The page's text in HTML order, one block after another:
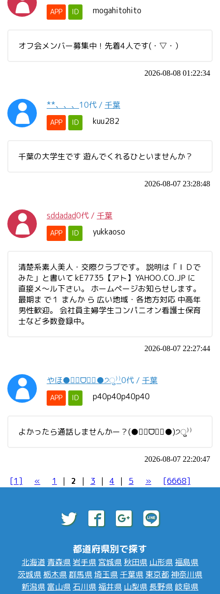
APP ID mogahitohito
オフ会メンバー募集中！先着4人です(・▽・）
2026-08-08 01:22:34
**、、、 10代 / 千葉
APP ID kuu282
千葉の大学生です 遊んでくれるひといませんか？
2026-08-07 23:28:48
sddadad0代 / 千葉
APP ID yukkaoso
清楚系素人美人・交際クラブです。 説明は「ＩＤで
みた」と書いて kE7735【アト】YAHOO.CO.JP に
直接メ～ル下さい。 ホームページお知らせします。
最期ま で１ まんか ら 広い地域・各地方対応 中高年
男性歓迎。 会社員主婦学生コンパニオン看護士保育
士など多数登録中。
2026-08-07 22:27:44
やほ●❛⃘ᗜ​❛⃘●੭ु⁾⁾0代 / 千葉
APP ID p40p40p40p40
よかったら通話しませんかー？(●❛⃘ᗜ​❛⃘●)੭ु⁾⁾
2026-08-07 22:20:47
[1] « 1 | 2 | 3 | 4 | 5 » [6668]
都道府県別で探す
北海道 青森県 岩手県 宮城県 秋田県 山形県福島県
茨城県 栃木県群馬県埼玉県 千葉県 東京都神奈川県
新潟県 富山県 石川県福井県 山梨県 長野県 岐阜県